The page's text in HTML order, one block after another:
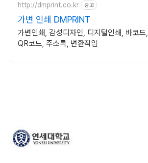
http://dmprint.co.kr 광고
가변 인쇄 DMPRINT
가변인쇄, 감성디자인, 디지털인쇄, 바코드,
QR코드, 주소록, 변환작업